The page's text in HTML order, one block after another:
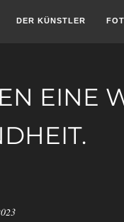
DER KÜNSTLER
EINE